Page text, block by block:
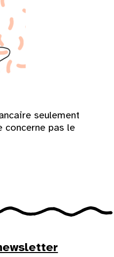
seulement
concerne pas le